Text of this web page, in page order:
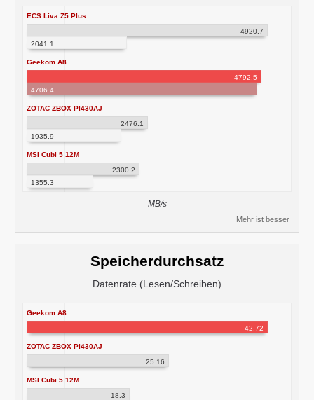
ECS Liva Z5 Plus
4920.7
2041.1
Geekom A8
4792.5
4706.4
ZOTAC ZBOX PI430AJ
2476.1
1935.9
MSI Cubi 5 12M
2300.2
1355.3
MB/s
Mehr ist besser
Speicherdurchsatz
Datenrate (Lesen/Schreiben)
Geekom A8
42.72
ZOTAC ZBOX PI430AJ
25.16
MSI Cubi 5 12M
18.3